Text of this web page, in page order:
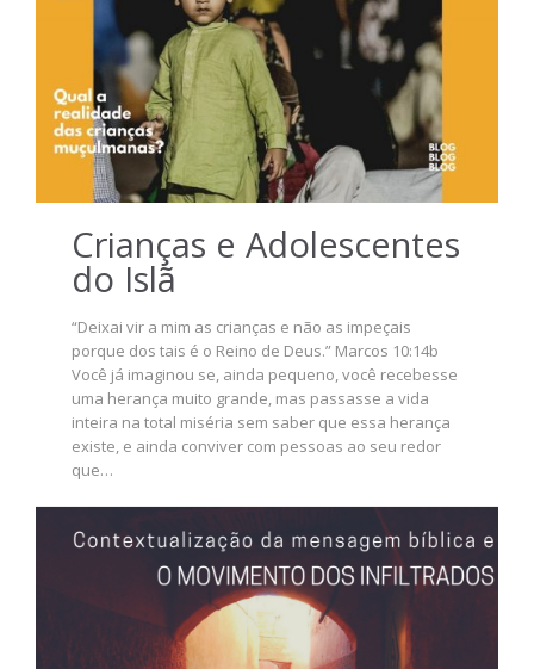
Crianças e Adolescentes
do Islã
“Deixai vir a mim as crianças e não as impeçais
porque dos tais é o Reino de Deus.” Marcos 10:14b
Você já imaginou se, ainda pequeno, você recebesse
uma herança muito grande, mas passasse a vida
inteira na total miséria sem saber que essa herança
existe, e ainda conviver com pessoas ao seu redor
que…